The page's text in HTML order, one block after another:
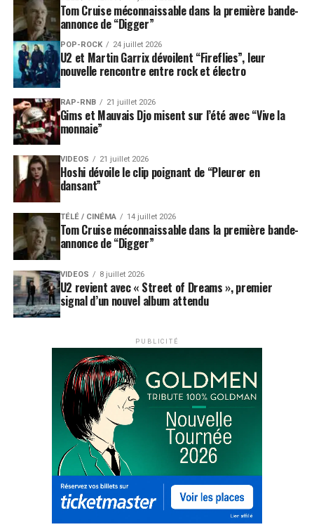
Tom Cruise méconnaissable dans la première bande-
annonce de “Digger”
POP-ROCK 24 juillet 2026
U2 et Martin Garrix dévoilent “Fireflies”, leur
nouvelle rencontre entre rock et électro
RAP-RNB 21 juillet 2026
Gims et Mauvais Djo misent sur l’été avec “Vive la
monnaie”
VIDEOS 21 juillet 2026
Hoshi dévoile le clip poignant de “Pleurer en
dansant”
TÉLÉ / CINÉMA 14 juillet 2026
Tom Cruise méconnaissable dans la première bande-
annonce de “Digger”
VIDEOS 8 juillet 2026
U2 revient avec « Street of Dreams », premier
signal d’un nouvel album attendu
PUBLICITÉ